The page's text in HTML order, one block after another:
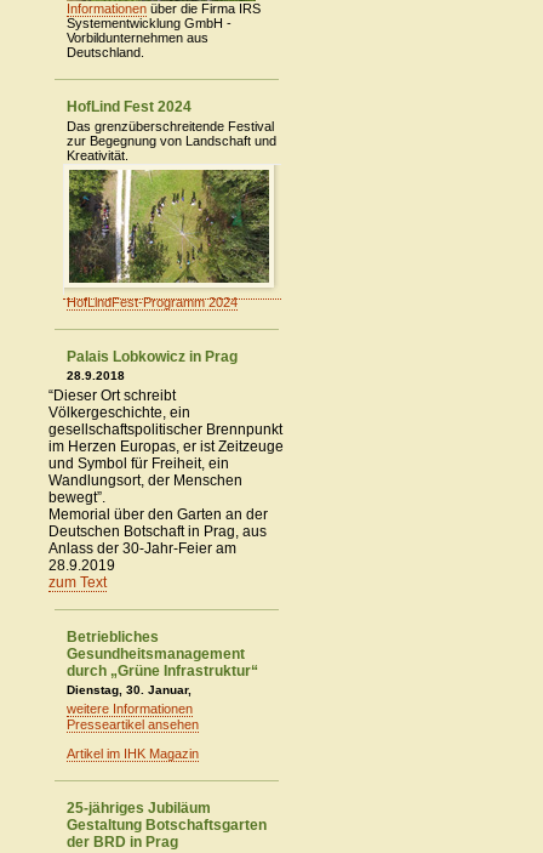
Informationen über die Firma IRS
Systementwicklung GmbH -
Vorbildunternehmen aus
Deutschland.
HofLind Fest 2024
Das grenzüberschreitende Festival
zur Begegnung von Landschaft und
Kreativität.
HofLindFest-Programm 2024
Palais Lobkowicz in Prag
28.9.2018
“Dieser Ort schreibt
Völkergeschichte, ein
gesellschaftspolitischer Brennpunkt
im Herzen Europas, er ist Zeitzeuge
und Symbol für Freiheit, ein
Wandlungsort, der Menschen
bewegt”.
Memorial über den Garten an der
Deutschen Botschaft in Prag, aus
Anlass der 30-Jahr-Feier am
28.9.2019
zum Text
Betriebliches
Gesundheitsmanagement
durch „Grüne Infrastruktur“
Dienstag, 30. Januar,
weitere Informationen
Presseartikel ansehen
Artikel im IHK Magazin
25-jähriges Jubiläum
Gestaltung Botschaftsgarten
der BRD in Prag